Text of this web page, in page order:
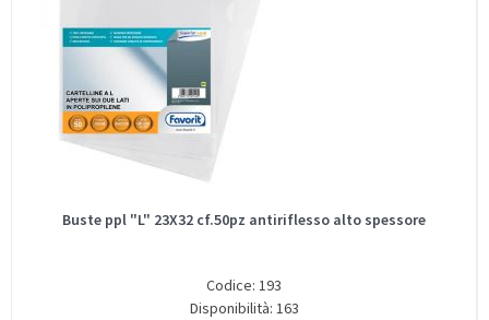
Buste ppl "L" 23X32 cf.50pz antiriflesso alto spessore
Codice: 193
Disponibilità: 163